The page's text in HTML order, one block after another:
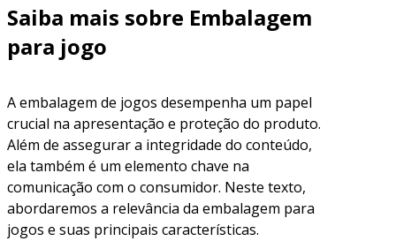
Saiba mais sobre Embalagem
para jogo
A embalagem de jogos desempenha um papel
crucial na apresentação e proteção do produto.
Além de assegurar a integridade do conteúdo,
ela também é um elemento chave na
comunicação com o consumidor. Neste texto,
abordaremos a relevância da embalagem para
jogos e suas principais características.